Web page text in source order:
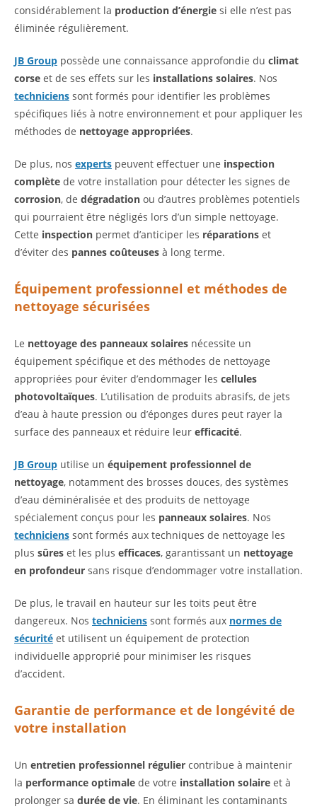
considérablement la production d’énergie si elle n’est pas
éliminée régulièrement.
JB Group possède une connaissance approfondie du climat
corse et de ses effets sur les installations solaires. Nos
techniciens sont formés pour identifier les problèmes
spécifiques liés à notre environnement et pour appliquer les
méthodes de nettoyage appropriées.
De plus, nos experts peuvent effectuer une inspection
complète de votre installation pour détecter les signes de
corrosion, de dégradation ou d’autres problèmes potentiels
qui pourraient être négligés lors d’un simple nettoyage.
Cette inspection permet d’anticiper les réparations et
d’éviter des pannes coûteuses à long terme.
Équipement professionnel et méthodes de
nettoyage sécurisées
Le nettoyage des panneaux solaires nécessite un
équipement spécifique et des méthodes de nettoyage
appropriées pour éviter d’endommager les cellules
photovoltaïques. L’utilisation de produits abrasifs, de jets
d’eau à haute pression ou d’éponges dures peut rayer la
surface des panneaux et réduire leur efficacité.
JB Group utilise un équipement professionnel de
nettoyage, notamment des brosses douces, des systèmes
d’eau déminéralisée et des produits de nettoyage
spécialement conçus pour les panneaux solaires. Nos
techniciens sont formés aux techniques de nettoyage les
plus sûres et les plus efficaces, garantissant un nettoyage
en profondeur sans risque d’endommager votre installation.
De plus, le travail en hauteur sur les toits peut être
dangereux. Nos techniciens sont formés aux normes de
sécurité et utilisent un équipement de protection
individuelle approprié pour minimiser les risques
d’accident.
Garantie de performance et de longévité de
votre installation
Un entretien professionnel régulier contribue à maintenir
la performance optimale de votre installation solaire et à
prolonger sa durée de vie. En éliminant les contaminants